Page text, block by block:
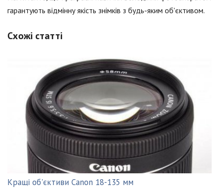
гарантують відмінну якість знімків з будь-яким об'єктивом.
Схожі статті
Кращі об'єктиви Canon 18-135 мм